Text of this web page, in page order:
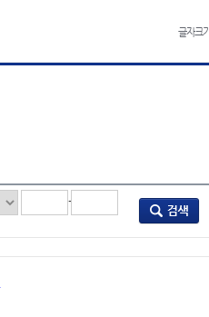
글자크기
-